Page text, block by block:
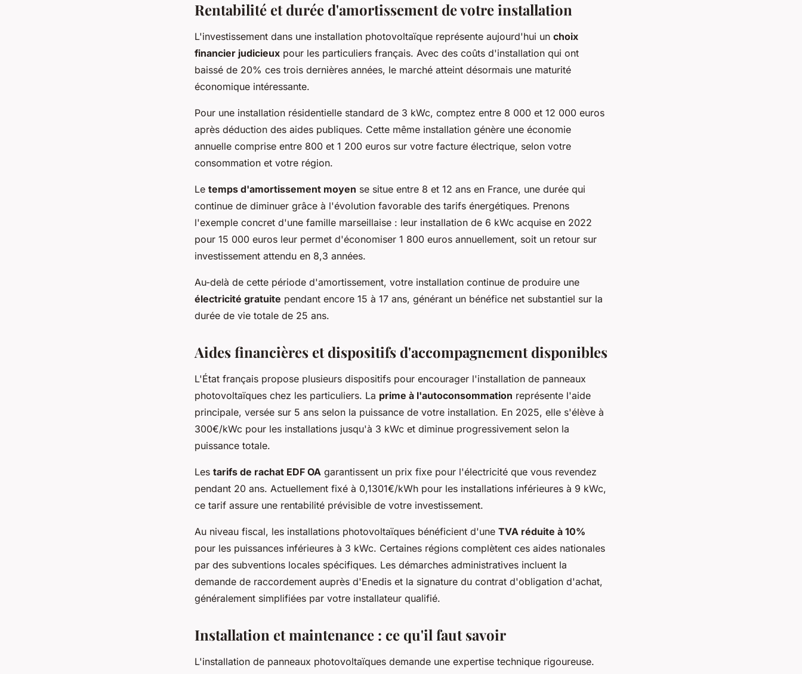
Rentabilité et durée d'amortissement de votre installation
L'investissement dans une installation photovoltaïque représente aujourd'hui un choix
financier judicieux pour les particuliers français. Avec des coûts d'installation qui ont
baissé de 20% ces trois dernières années, le marché atteint désormais une maturité
économique intéressante.
Pour une installation résidentielle standard de 3 kWc, comptez entre 8 000 et 12 000 euros
après déduction des aides publiques. Cette même installation génère une économie
annuelle comprise entre 800 et 1 200 euros sur votre facture électrique, selon votre
consommation et votre région.
Le temps d'amortissement moyen se situe entre 8 et 12 ans en France, une durée qui
continue de diminuer grâce à l'évolution favorable des tarifs énergétiques. Prenons
l'exemple concret d'une famille marseillaise : leur installation de 6 kWc acquise en 2022
pour 15 000 euros leur permet d'économiser 1 800 euros annuellement, soit un retour sur
investissement attendu en 8,3 années.
Au-delà de cette période d'amortissement, votre installation continue de produire une
électricité gratuite pendant encore 15 à 17 ans, générant un bénéfice net substantiel sur la
durée de vie totale de 25 ans.
Aides financières et dispositifs d'accompagnement disponibles
L'État français propose plusieurs dispositifs pour encourager l'installation de panneaux
photovoltaïques chez les particuliers. La prime à l'autoconsommation représente l'aide
principale, versée sur 5 ans selon la puissance de votre installation. En 2025, elle s'élève à
300€/kWc pour les installations jusqu'à 3 kWc et diminue progressivement selon la
puissance totale.
Les tarifs de rachat EDF OA garantissent un prix fixe pour l'électricité que vous revendez
pendant 20 ans. Actuellement fixé à 0,1301€/kWh pour les installations inférieures à 9 kWc,
ce tarif assure une rentabilité prévisible de votre investissement.
Au niveau fiscal, les installations photovoltaïques bénéficient d'une TVA réduite à 10%
pour les puissances inférieures à 3 kWc. Certaines régions complètent ces aides nationales
par des subventions locales spécifiques. Les démarches administratives incluent la
demande de raccordement auprès d'Enedis et la signature du contrat d'obligation d'achat,
généralement simplifiées par votre installateur qualifié.
Installation et maintenance : ce qu'il faut savoir
L'installation de panneaux photovoltaïques demande une expertise technique rigoureuse.